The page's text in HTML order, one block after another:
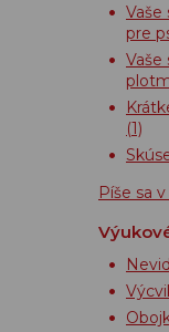
Vaše
pre
(1)
Píše sa